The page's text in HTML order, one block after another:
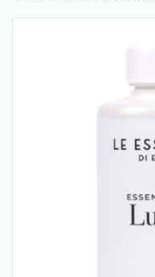
SCHOENENDROGER *nieuw*